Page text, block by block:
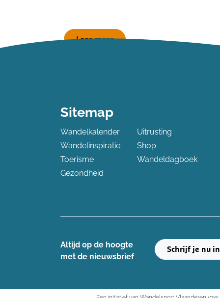
Lees meer
Sitemap
Wandelkalender
Wandelinspiratie
Toerisme
Gezondheid
Uitrusting
Shop
Wandeldagboek
Altijd op de hoogte ​
met de nieuwsbrief
Schrijf je nu in